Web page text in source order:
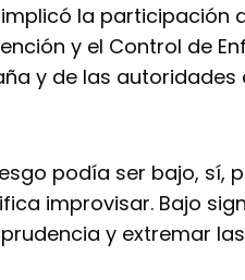
la participación
y el Control de
y de las autoridades
podía ser bajo, sí,
improvisar. Bajo
y extremar